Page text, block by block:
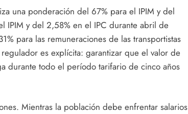
una ponderación del 67% para el IPIM y del
IPIM y del 2,58% en el IPC durante abril de
para las remuneraciones de las transportistas
es explícita: garantizar que el valor de
durante todo el período tarifario de cinco años
Mientras la población debe enfrentar salarios